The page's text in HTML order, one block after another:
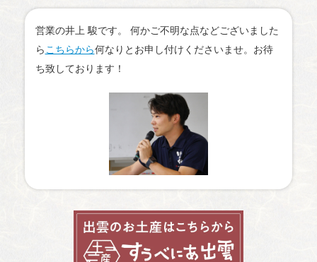
営業の井上 駿です。 何かご不明な点などございました
ら こちらから何なりとお申し付けくださいませ。お待
ち致しております！